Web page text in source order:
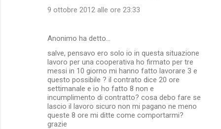
9 ottobre 2012 alle ore 23:33
Anonimo ha detto…
salve, pensavo ero solo io in questa situazione
lavoro per una cooperativa ho firmato per tre
messi in 10 giorno mi hanno fatto lavorare 3 e
questo possibile ? il contrato dice 20 ore
settimanale e io ho fatto 8 non e
incumplimento di contratto? cosa debo fare se
lascio il lavoro sicuro non mi pagano ne meno
queste 8 ore mi ditte come comportarmi?
grazie